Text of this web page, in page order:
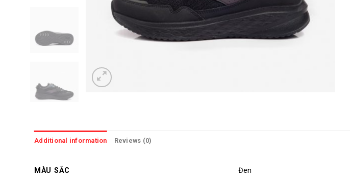
Additional information Reviews (0)
MÀU SẮC Đen